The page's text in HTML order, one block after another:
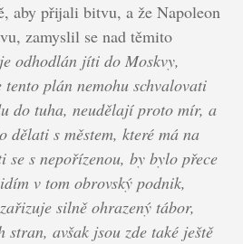
aby přijali bitvu, a že Napoleon
zamyslil se nad těmito
odhodlán jíti do Moskvy,
tento plán nemohu schvalovati
do tuha, neudělají proto mír, a
dělati s městem, které má na
s nepořízenou, by bylo přece
v tom obrovský podnik,
silně ohrazený tábor,
stran, avšak jsou zde také ještě